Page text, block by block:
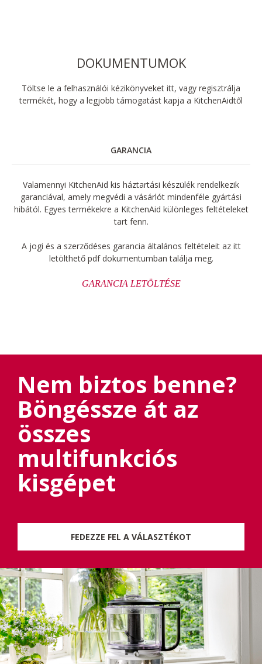
DOKUMENTUMOK
Töltse le a felhasználói kézikönyveket itt, vagy regisztrálja
termékét, hogy a legjobb támogatást kapja a KitchenAidtől
GARANCIA
Valamennyi KitchenAid kis háztartási készülék rendelkezik
garanciával, amely megvédi a vásárlót mindenféle gyártási
hibától. Egyes termékekre a KitchenAid különleges feltételeket
tart fenn.
A jogi és a szerződéses garancia általános feltételeit az itt
letölthető pdf dokumentumban találja meg.
GARANCIA LETÖLTÉSE
Nem biztos benne?
Böngéssze át az
összes
multifunkciós
kisgépet
FEDEZZE FEL A VÁLASZTÉKOT